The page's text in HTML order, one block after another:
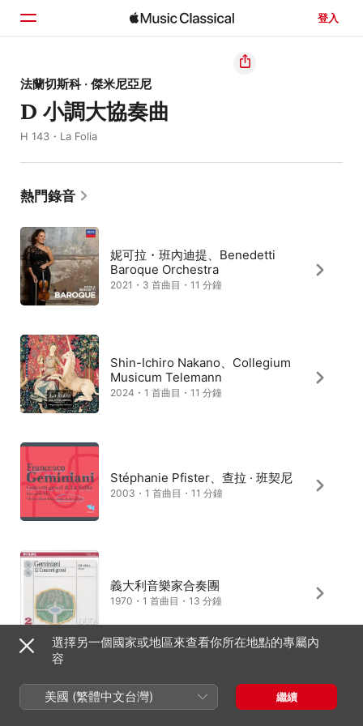
登入
首頁
瀏覽
法蘭切斯科 · 傑米尼亞尼
D 小調大協奏曲
H 143・La Folia
熱門錄音
妮可拉・班內迪提、Benedetti
Baroque Orchestra
2021・3 首曲目・11 分鐘
Shin-Ichiro Nakano、Collegium
Musicum Telemann
2024・1 首曲目・11 分鐘
Stéphanie Pfister、查拉 · 班契尼
2003・1 首曲目・11 分鐘
義大利音樂家合奏團
1970・1 首曲目・13 分鐘
Harmonie Universelle、Florian
Deuter、Monica Waisman
選擇另一個國家或地區來查看你所在地點的專屬內
容
美國 (繁體中文台灣) 繼續